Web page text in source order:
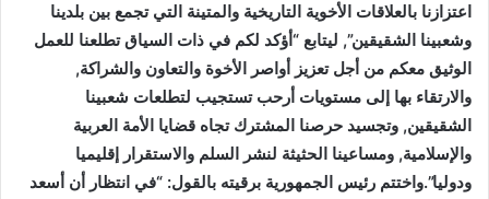
اعتزازنا بالعلاقات الأخوية التاريخية والمتينة التي تجمع بين بلدينا
وشعبينا الشقيقين”, ليتابع “أؤكد لكم في ذات السياق تطلعنا للعمل
الوثيق معكم من أجل تعزيز أواصر الأخوة والتعاون والشراكة,
والارتقاء بها إلى مستويات أرحب تستجيب لتطلعات شعبينا
الشقيقين, وتجسيد حرصنا المشترك تجاه قضايا الأمة العربية
والإسلامية, ومساعينا الحثيثة لنشر السلم والاستقرار إقليميا
ودوليا”.واختتم رئيس الجمهورية برقيته بالقول: “في انتظار أن أسعد